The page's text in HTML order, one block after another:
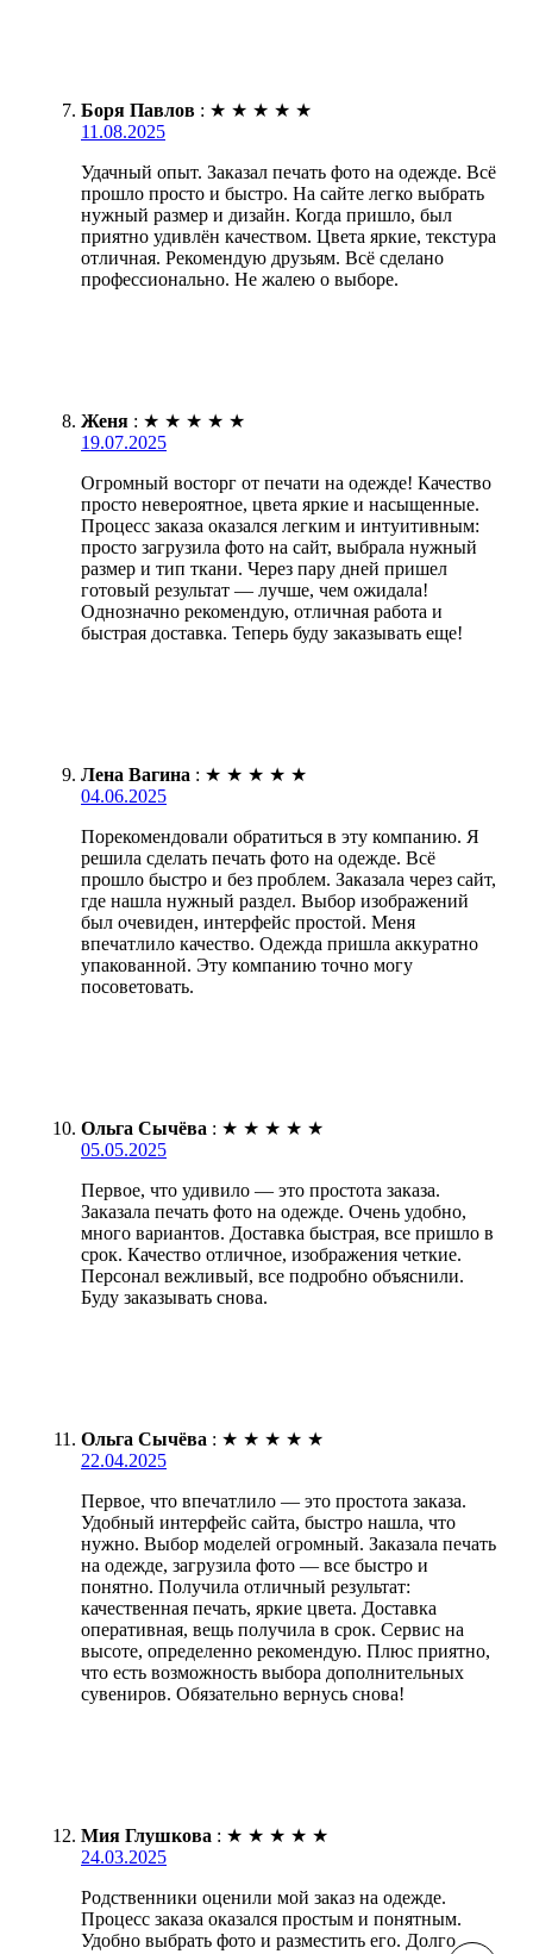
Боря Павлов : ★ ★ ★ ★ ★
11.08.2025
Удачный опыт. Заказал печать фото на одежде. Всё
прошло просто и быстро. На сайте легко выбрать
нужный размер и дизайн. Когда пришло, был
приятно удивлён качеством. Цвета яркие, текстура
отличная. Рекомендую друзьям. Всё сделано
профессионально. Не жалею о выборе.
Женя : ★ ★ ★ ★ ★
19.07.2025
Огромный восторг от печати на одежде! Качество
просто невероятное, цвета яркие и насыщенные.
Процесс заказа оказался легким и интуитивным:
просто загрузила фото на сайт, выбрала нужный
размер и тип ткани. Через пару дней пришел
готовый результат — лучше, чем ожидала!
Однозначно рекомендую, отличная работа и
быстрая доставка. Теперь буду заказывать еще!
Лена Вагина : ★ ★ ★ ★ ★
04.06.2025
Порекомендовали обратиться в эту компанию. Я
решила сделать печать фото на одежде. Всё
прошло быстро и без проблем. Заказала через сайт,
где нашла нужный раздел. Выбор изображений
был очевиден, интерфейс простой. Меня
впечатлило качество. Одежда пришла аккуратно
упакованной. Эту компанию точно могу
посоветовать.
Ольга Сычёва : ★ ★ ★ ★ ★
05.05.2025
Первое, что удивило — это простота заказа.
Заказала печать фото на одежде. Очень удобно,
много вариантов. Доставка быстрая, все пришло в
срок. Качество отличное, изображения четкие.
Персонал вежливый, все подробно объяснили.
Буду заказывать снова.
Ольга Сычёва : ★ ★ ★ ★ ★
22.04.2025
Первое, что впечатлило — это простота заказа.
Удобный интерфейс сайта, быстро нашла, что
нужно. Выбор моделей огромный. Заказала печать
на одежде, загрузила фото — все быстро и
понятно. Получила отличный результат:
качественная печать, яркие цвета. Доставка
оперативная, вещь получила в срок. Сервис на
высоте, определенно рекомендую. Плюс приятно,
что есть возможность выбора дополнительных
сувениров. Обязательно вернусь снова!
Мия Глушкова : ★ ★ ★ ★ ★
24.03.2025
Родственники оценили мой заказ на одежде.
Процесс заказа оказался простым и понятным.
Удобно выбрать фото и разместить его. Долго